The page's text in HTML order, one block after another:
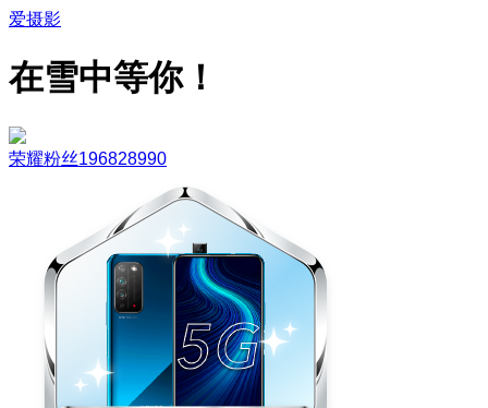
爱摄影
在雪中等你！
荣耀粉丝196828990